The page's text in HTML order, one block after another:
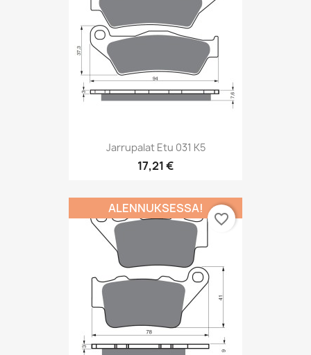
Jarrupalat Etu 031 K5
17,21 €
ALENNUKSESSA!
favorite_border